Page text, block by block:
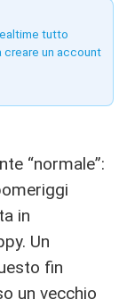
tutto
creare un account
“normale”:
in
Un
fin
un vecchio